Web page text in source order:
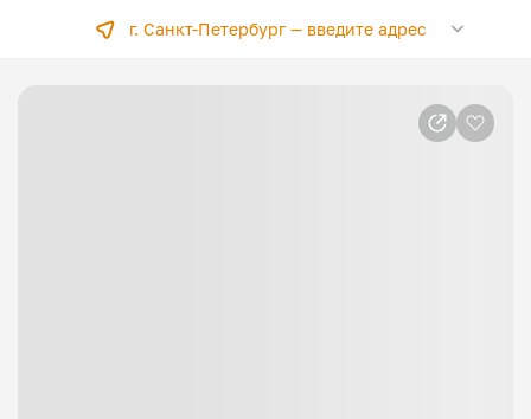
г. Санкт-Петербург —введите адрес